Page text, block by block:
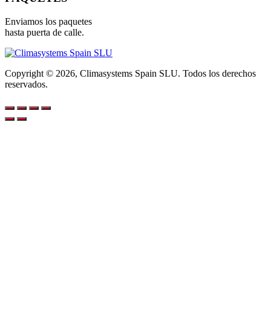
Enviamos los paquetes
hasta puerta de calle.
Copyright © 2026, Climasystems Spain SLU. Todos los derechos
reservados.